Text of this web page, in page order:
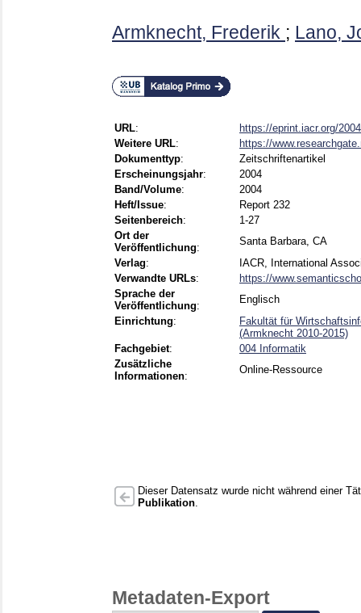
Armknecht, Frederik ; Lano,
URL:
https://eprint.iacr.org/
Weitere URL:
https://
Dokumenttyp:
Zeitschriftenartikel
Erscheinungsjahr:
2004
Band/Volume:
2004
Heft/Issue:
Report 232
Seitenbereich:
1-27
Ort der
Veröffentlichung:
Santa Barbara, CA
Verlag:
IACR, International
Verwandte URLs:
https://
Sprache der
Veröffentlichung:
Englisch
Einrichtung:
Fakultät für
(Armknecht 2010-2015)
Fachgebiet:
004 Informatik
Zusätzliche
Informationen:
Online-Ressource
Dieser Datensatz wurde nicht während einer
Publikation
Metadaten-Export